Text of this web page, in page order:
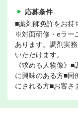
応募条件
■薬剤師免許をお持
※対面研修・eラー
あります。調剤実
いただけます。
《求める人物像》
に興味のある方■同
にされる方■お客さ